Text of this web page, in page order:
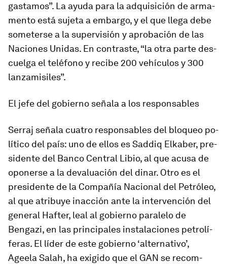
gas­ta­mos”. La ayuda para la ad­qui­si­ción de ar­ma­
mento está su­jeta a em­bargo, y el que llega debe
so­me­terse a la su­per­vi­sión y apro­ba­ción de las
Naciones Unidas. En con­traste, “la otra parte des­
cuelga el te­lé­fono y re­cibe 200 vehículos y 300
lan­za­mi­si­les”.
El jefe del go­bierno señala a los res­pon­sa­bles
Serraj señala cuatro res­pon­sa­bles del blo­queo po­
lí­tico del país: uno de ellos es Saddiq Elkaber, pre­
si­dente del Banco Central Libio, al que acusa de
opo­nerse a la de­va­lua­ción del di­nar. Otro es el
pre­si­dente de la Compañía Nacional del Petróleo,
al que atri­buye inac­ción ante la in­ter­ven­ción del
ge­neral Hafter, leal al go­bierno pa­ra­lelo de
Bengazi, en las prin­ci­pales ins­ta­la­ciones pe­tro­lí­
fe­ras. El líder de este go­bierno ‘alternativo’,
Ageela Salah, ha exi­gido que el GAN se re­com­